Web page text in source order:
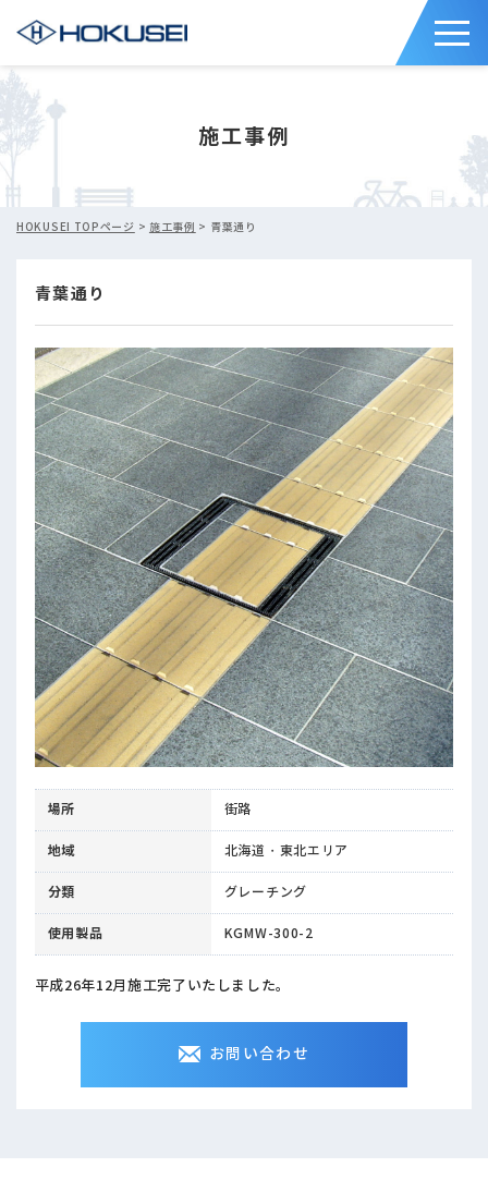
施工事例
HOKUSEI TOPページ > 施工事例 > 青葉通り
青葉通り
場所 街路
地域 北海道・東北エリア
分類 グレーチング
使用製品 KGMW-300-2
平成26年12月施工完了いたしました。
お問い合わせ